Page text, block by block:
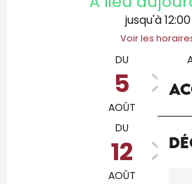
jusqu'à 12:00
Voir les
DU
5
AOÛT
DU
12
AOÛT